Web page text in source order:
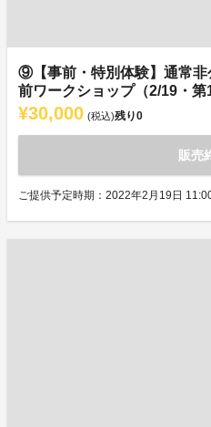
⑨【事前・特別体験】通常非
前ワークショップ（2/19・第1
¥30,000 (税込)残り0
販売
ご提供予定時期：2022年2月19日